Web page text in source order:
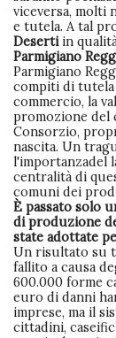
viceversa, molti
e tutela. A tal
Desertiin
Parmigiano
Parmigiano
compiti di tutela
commercio, la
promozione del
Consorzio,
nascita. Un
l'importanzadel
centralità di
comuni dei
È passato solo
di produzione
state adottate
Un risultato su
fallito a causa
600.000 forme
euro di danni
imprese, ma il
cittadini,